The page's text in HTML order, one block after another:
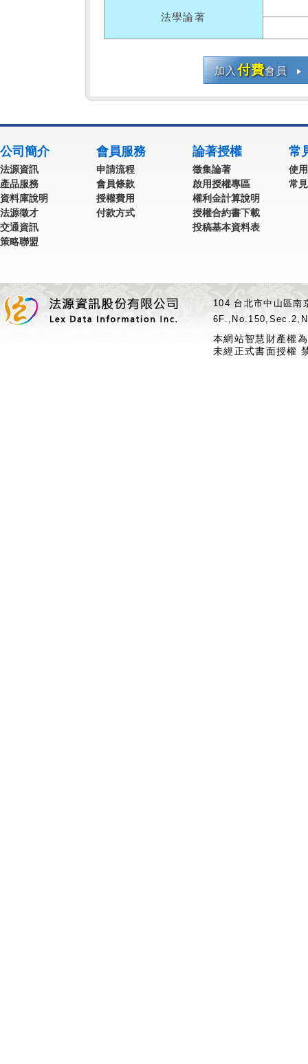
法學論著
加入付費會員
公司簡介
法源資訊
產品服務
資料庫說明
法源徵才
交通資訊
策略聯盟
會員服務
申請流程
會員條款
授權費用
付款方式
論著授權
徵集論著
啟用授權專區
權利金計算說明
授權合約書下載
投稿基本資料表
常
使
常
104 台北市中山區
本網站智慧財產權
未經正式書面授權